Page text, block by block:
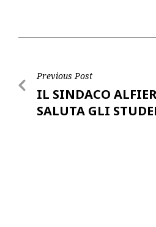
Post
navigation
Previous Post
IL SINDACO
SALUTA GLI